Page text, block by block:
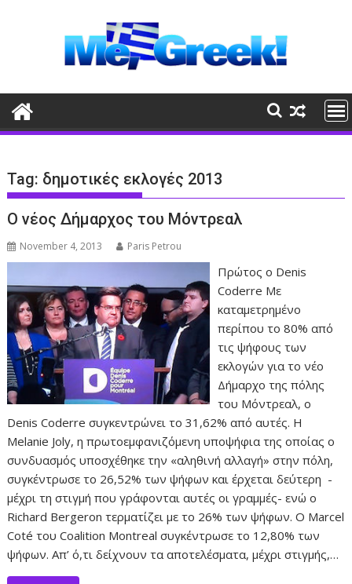
Tag: δημοτικές εκλογές 2013
Ο νέος Δήμαρχος του Μόντρεαλ
November 4, 2013 Paris Petrou
Πρώτος ο Denis
Coderre Με
καταμετρημένο
περίπου το 80% από
τις ψήφους των
εκλογών για το νέο
Δήμαρχο της πόλης
του Μόντρεαλ, ο
Denis Coderre συγκεντρώνει το 31,62% από αυτές. Η
Melanie Joly, η πρωτοεμφανιζόμενη υποψήφια της οποίας ο
συνδυασμός υποσχέθηκε την «αληθινή αλλαγή» στην πόλη,
συγκέντρωσε το 26,52% των ψήφων και έρχεται δεύτερη -
μέχρι τη στιγμή που γράφονται αυτές οι γραμμές- ενώ ο
Richard Bergeron τερματίζει με το 26% των ψήφων. Ο Marcel
Coté του Coalition Montreal συγκέντρωσε το 12,80% των
ψήφων. Απ’ ό,τι δείχνουν τα αποτελέσματα, μέχρι στιγμής,…